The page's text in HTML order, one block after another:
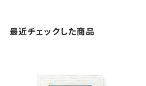
最近チェックした商品